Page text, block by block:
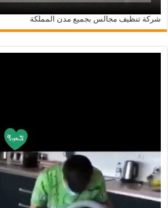
شركة تنظيف مجالس بجميع مدن المملكة